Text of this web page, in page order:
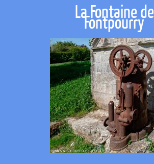
La Fontaine de
Fontpourry